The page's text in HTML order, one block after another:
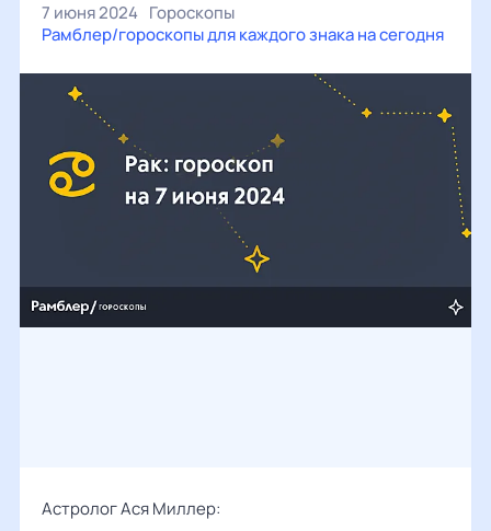
7 июня 2024 Гороскопы
Рамблер/гороскопы для каждого знака на сегодня
Астролог Ася Миллер: